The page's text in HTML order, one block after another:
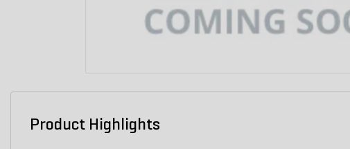
Product Highlights